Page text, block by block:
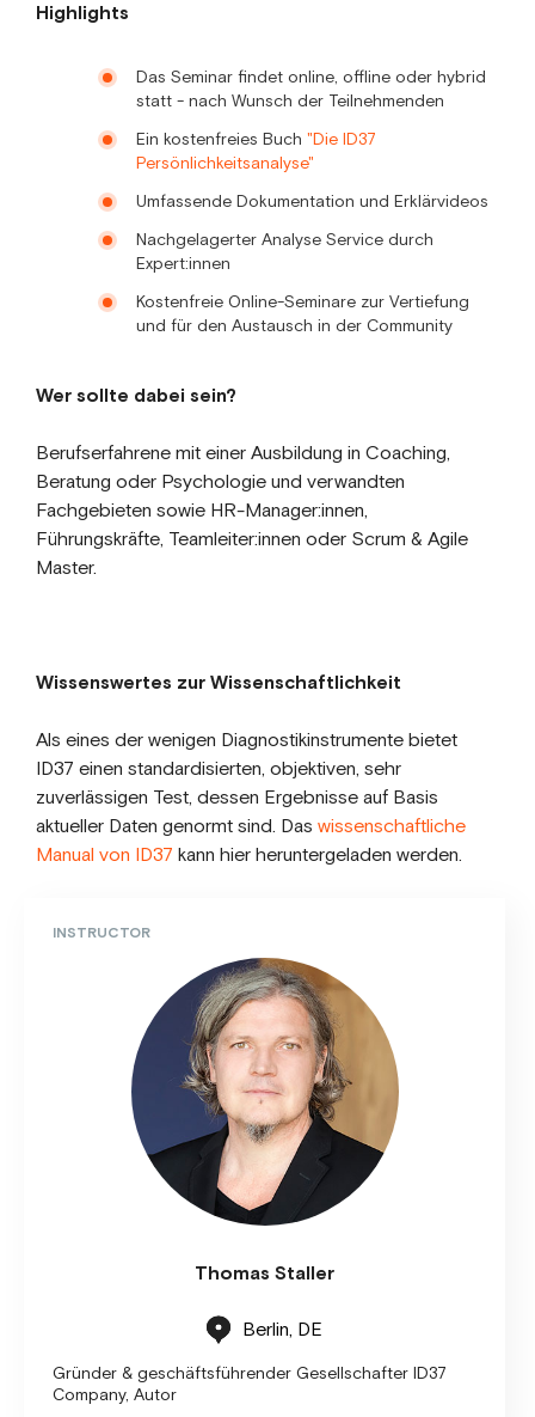
INSTRUCTOR
Thomas Staller
Berlin, DE
Gründer & geschäftsführender Gesellschafter ID37
Company, Autor
Highlights
Das Seminar findet online, offline oder hybrid
statt - nach Wunsch der Teilnehmenden
Ein kostenfreies Buch "Die ID37
Persönlichkeitsanalyse"
Umfassende Dokumentation und Erklärvideos
Nachgelagerter Analyse Service durch
Expert:innen
Kostenfreie Online-Seminare zur Vertiefung
und für den Austausch in der Community
Wer sollte dabei sein?
Berufserfahrene mit einer Ausbildung in Coaching,
Beratung oder Psychologie und verwandten
Fachgebieten sowie HR-Manager:innen,
Führungskräfte, Teamleiter:innen oder Scrum & Agile
Master.
Wissenswertes zur Wissenschaftlichkeit
Als eines der wenigen Diagnostikinstrumente bietet
ID37 einen standardisierten, objektiven, sehr
zuverlässigen Test, dessen Ergebnisse auf Basis
aktueller Daten genormt sind. Das wissenschaftliche
Manual von ID37 kann hier heruntergeladen werden.